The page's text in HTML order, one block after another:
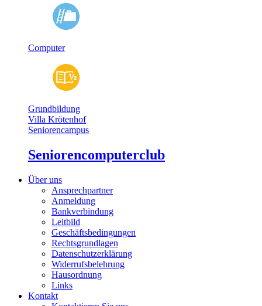
Computer
Grundbildung
Villa Krötenhof
Seniorencampus
Seniorencomputerclub
Über uns
Ansprechpartner
Anmeldung
Bankverbindung
Leitbild
Geschäftsbedingungen
Rechtsgrundlagen
Datenschutzerklärung
Widerrufsbelehrung
Hausordnung
Links
Kontakt